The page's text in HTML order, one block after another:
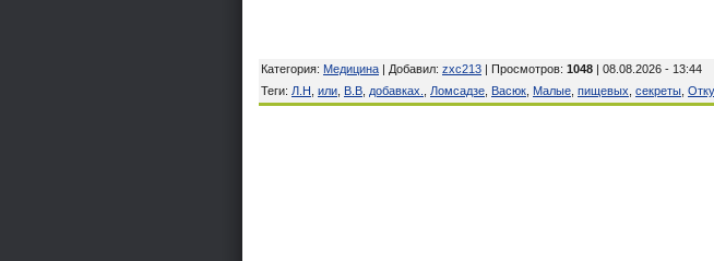
Категория: Медицина | Добавил: zxc213 | Просмотров: 1048 | 08.08.2026 - 13:44
Теги: Л.Н или В.В добавках. Ломсадзе Васюк Малые пищевых секреты